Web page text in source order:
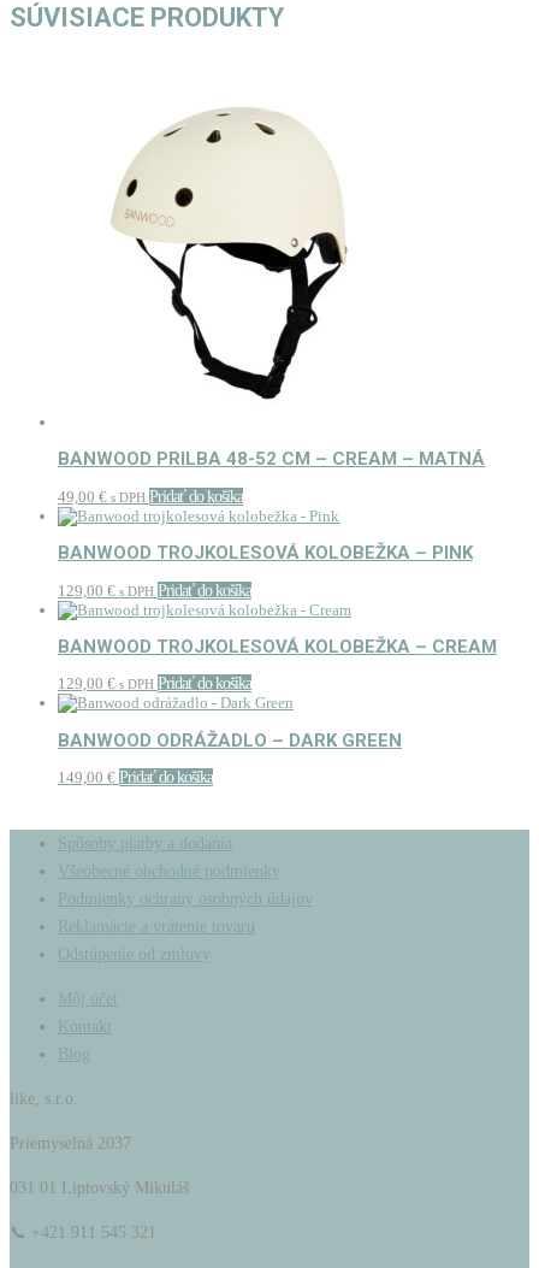
SÚVISIACE PRODUKTY
BANWOOD PRILBA 48-52 CM – CREAM – MATNÁ
49,00 € s DPH Pridať do košíka
BANWOOD TROJKOLESOVÁ KOLOBEŽKA – PINK
129,00 € s DPH Pridať do košíka
BANWOOD TROJKOLESOVÁ KOLOBEŽKA – CREAM
129,00 € s DPH Pridať do košíka
BANWOOD ODRÁŽADLO – DARK GREEN
149,00 € Pridať do košíka
Spôsoby platby a dodania
Všeobecné obchodné podmienky
Podmienky ochrany osobných údajov
Reklamácie a vrátenie tovaru
Odstúpenie od zmluvy
Môj účet
Kontakt
Blog
like, s.r.o.
Priemyselná 2037
031 01 Liptovský Mikuláš
📞 +421 911 545 321